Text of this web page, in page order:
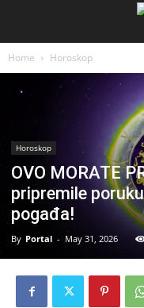
Home Horoskop
Horoskop
OVO MORATE
pripremile
pogađa!
By Portal - May 31, 2026